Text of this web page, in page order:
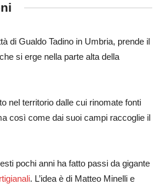
di Gualdo Tadino in Umbria, prende il
si erge nella parte alta della
nel territorio dalle cui rinomate fonti
così come dai suoi campi raccoglie il
pochi anni ha fatto passi da gigante
. L’idea è di Matteo Minelli e